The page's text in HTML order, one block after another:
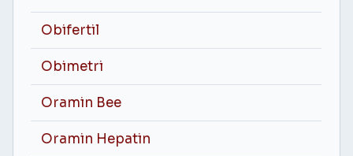
Obifertil
Obimetri
Oramin Bee
Oramin Hepatin